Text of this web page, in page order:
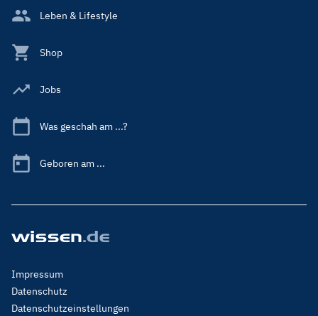
Leben & Lifestyle
Shop
Jobs
Was geschah am ...?
Geboren am ...
Footer
Menu
Legal
Impressum
Datenschutz
Datenschutzeinstellungen